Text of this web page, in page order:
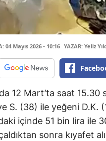
04 Mayıs 2026 - 10:16 YAZAR: Yeliz
12 Mart’ta saat 15.30
S. (38) ile yeğeni D.K.
içinde 51 bin lira ile
sonra kıyafet